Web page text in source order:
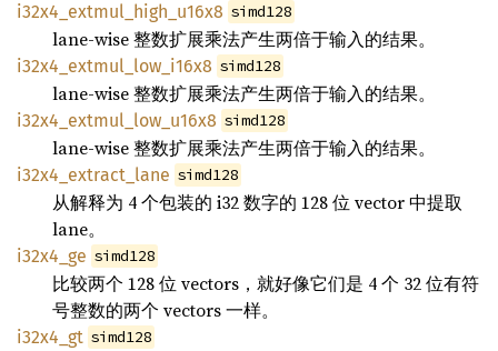
i32x4_extmul_high_u16x8 simd128
lane-wise 整数扩展乘法产生两倍于输入的结果。
i32x4_extmul_low_i16x8 simd128
lane-wise 整数扩展乘法产生两倍于输入的结果。
i32x4_extmul_low_u16x8 simd128
lane-wise 整数扩展乘法产生两倍于输入的结果。
i32x4_extract_lane simd128
从解释为 4 个包装的 i32 数字的 128 位 vector 中提取
lane。
i32x4_ge simd128
比较两个 128 位 vectors，就好像它们是 4 个 32 位有符
号整数的两个 vectors 一样。
i32x4_gt simd128